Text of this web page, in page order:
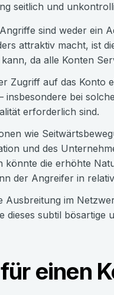
seitlich und
sind weder ein
attraktiv macht, ist
da alle Konten
Zugriff auf das Konto
insbesondere bei
erforderlich sind.
wie
und des
könnte die erhöhte
der Angreifer in
Ausbreitung im
dieses subtil
einen